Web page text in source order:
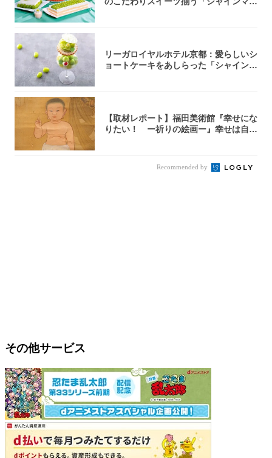
リーガロイヤルホテル京都：愛らしいシ
ョートケーキをあしらった「シャインマ
【取材レポート】福田美術館『幸せにな
りたい！ ー祈りの絵画ー』幸せは自力
Recommended by
その他サービス